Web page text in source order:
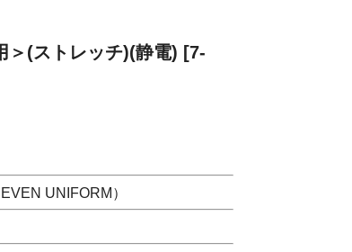
＞(ストレッチ)(静電) [7-
UNIFORM）